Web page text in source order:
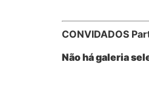
CONVIDADOS
Não há galeria